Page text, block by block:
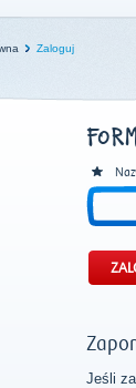
Zaloguj
Jeśli